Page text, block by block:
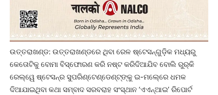
ଉତ୍ତରାଖଣ୍ଡ: ଉତ୍ତରାଖଣ୍ଡରେ ଥିବା ରେଳ ଷ୍ଟେସନ୍‌ଗୁଡ଼ିକ ମଧ୍ୟରୁ
କେତୋଟିକୁ ବୋମା ବିସ୍ଫୋରଣ କରି ନଷ୍ଟ କରିଦିଆଯିବ ବୋଲି ରୁର୍‌କି
ରେଲ୍‌ୱେ ଷ୍ଟେସନ୍‌ର ସୁପରିଣ୍ଟେଣ୍ଡେଣ୍ଟ୍‌ଙ୍କୁ ଇ-ମଲେ୍‌ରେ ଧମକ
ଦିଆଯାଇଥିବା କଥା ସମ୍ବାଦ ସରବରାହ ସଂସ୍ଥାନ ‘ଏଏନ୍‌ଆଇ’ ରିପୋର୍ଟ